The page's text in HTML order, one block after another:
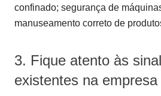
confinado; segurança de
manuseamento correto de
3. Fique atento às
existentes na empresa